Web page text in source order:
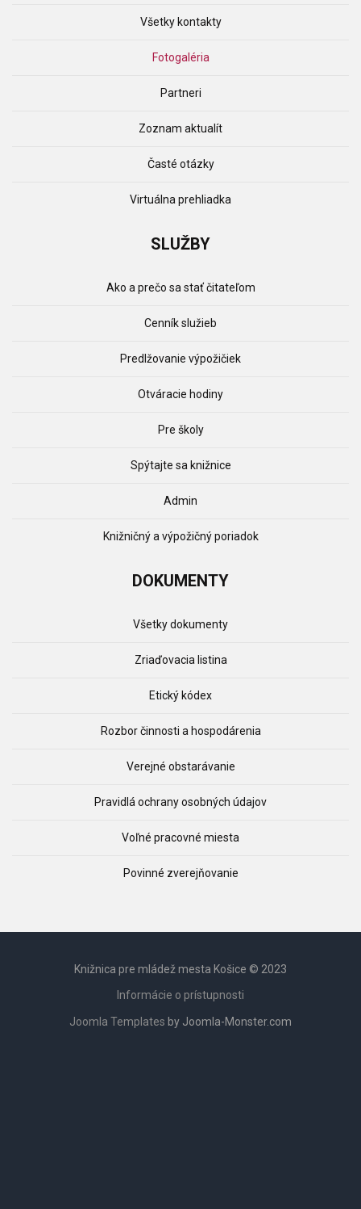
Všetky kontakty
Fotogaléria
Partneri
Zoznam aktualít
Časté otázky
Virtuálna prehliadka
SLUŽBY
Ako a prečo sa stať čitateľom
Cenník služieb
Predlžovanie výpožičiek
Otváracie hodiny
Pre školy
Spýtajte sa knižnice
Admin
Knižničný a výpožičný poriadok
DOKUMENTY
Všetky dokumenty
Zriaďovacia listina
Etický kódex
Rozbor činnosti a hospodárenia
Verejné obstarávanie
Pravidlá ochrany osobných údajov
Voľné pracovné miesta
Povinné zverejňovanie
Knižnica pre mládež mesta Košice © 2023
Informácie o prístupnosti
Joomla Templates by Joomla-Monster.com